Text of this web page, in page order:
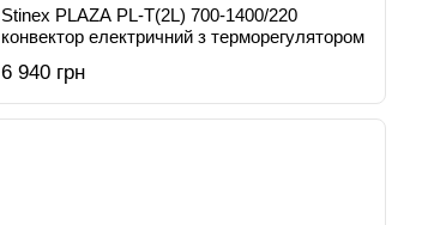
Stinex PLAZA PL-T(2L) 700-1400/220
конвектор електричний з терморегулятором
6 940 грн